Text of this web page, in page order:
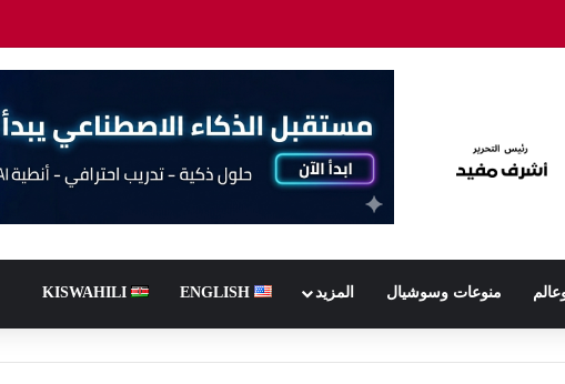
منوعات وسوشيال المزيد ENGLISH
KISWAHILI